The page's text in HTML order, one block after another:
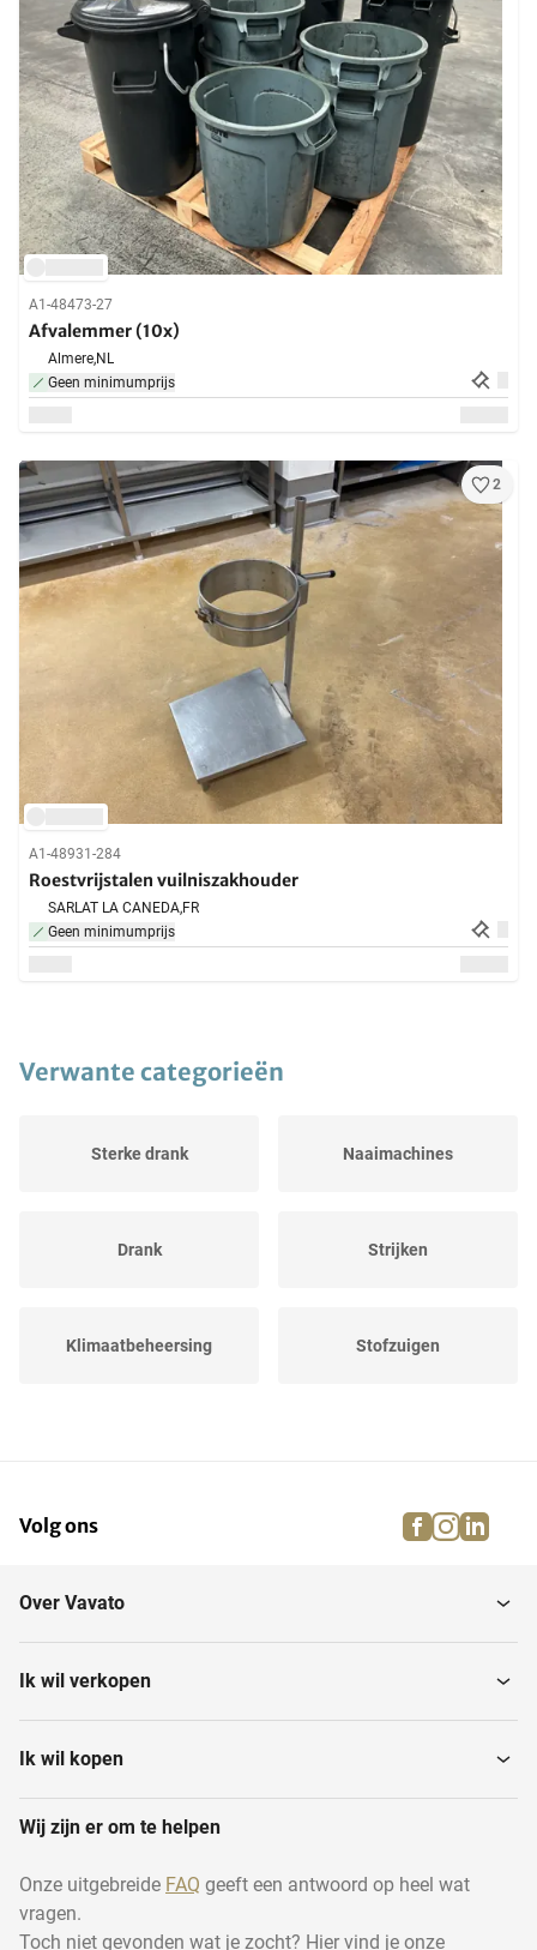
A1-48473-27
Afvalemmer (10x)
Almere,NL
Geen minimumprijs
2
A1-48931-284
Roestvrijstalen vuilniszakhouder
SARLAT LA CANEDA,FR
Geen minimumprijs
Verwante categorieën
Sterke drank Naaimachines
Drank Strijken
Klimaatbeheersing Stofzuigen
Vaatwastabletten
Afdruiprekken
Volg ons facebook
Over Vavato
Ik wil verkopen
Ik wil kopen
Wij zijn er om te helpen
Onze uitgebreide FAQ geeft een antwoord op heel wat
vragen.
Toch niet gevonden wat je zocht? Hier vind je onze